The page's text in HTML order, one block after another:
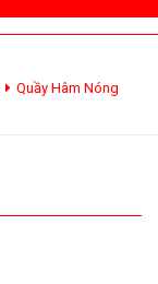
Quầy Hâm Nóng